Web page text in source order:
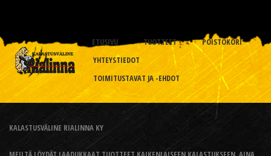
ETUSIVU TUOTTEET
POISTOKORI
YHTEYSTIEDOT
TOIMITUSTAVAT JA -EHDOT
KALASTUSVÄLINE RIALINNA KY